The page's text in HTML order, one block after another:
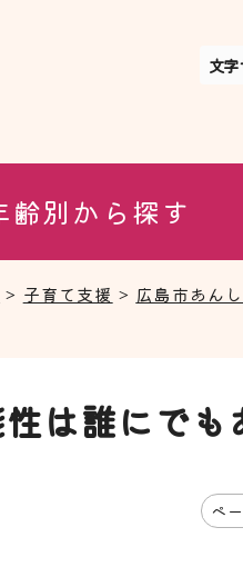
文
齢別から探す
> 子育て支援 > 広島市あん
は誰にでも
ペ